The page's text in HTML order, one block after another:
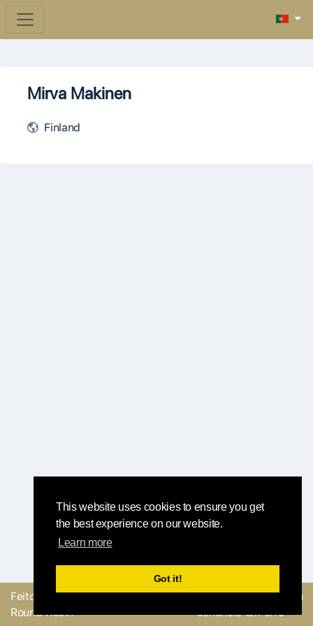
This website uses cookies to ensure you get
the best experience on our website.
Learn more
Got it!
Mirva Makinen
Finland
Feito com
pela equipe
Round Robin
Envie um feedback ou
denuncie um erro